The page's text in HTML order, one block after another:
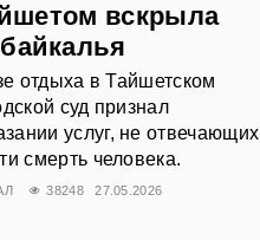
вскрыла
отдыха в Тайшетском
суд признал
услуг, не отвечающих
смерть человека.
38248 27.05.2026